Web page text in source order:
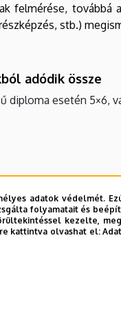
felmérése, továbbá
stb.)
adódik össze
diploma esetén 5×6,
6 pont –
felvételi
adatok védelmét.
folyamatait és
kezelte,
kattintva olvashat el: